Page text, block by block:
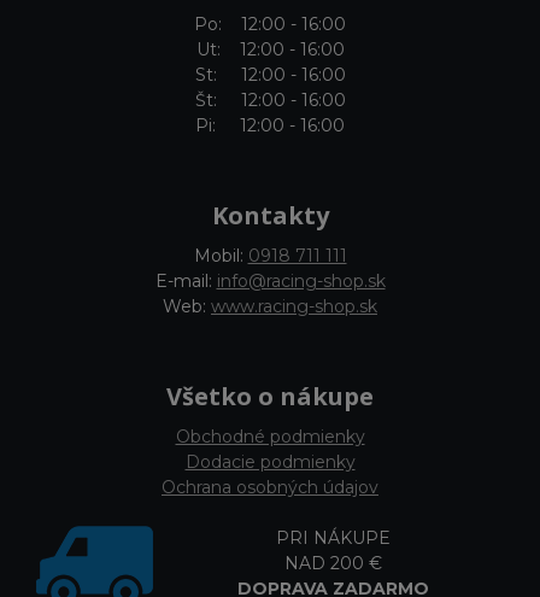
Po: 12:00 - 16:00
Ut: 12:00 - 16:00
St: 12:00 - 16:00
Št: 12:00 - 16:00
Pi: 12:00 - 16:00
Kontakty
Mobil: 0918 711 111
E-mail: info@racing-shop.sk
Web: www.racing-shop.sk
Všetko o nákupe
Obchodné podmienky
Dodacie podmienky
Ochrana osobných údajov
PRI NÁKUPE
NAD 200 €
DOPRAVA ZADARMO